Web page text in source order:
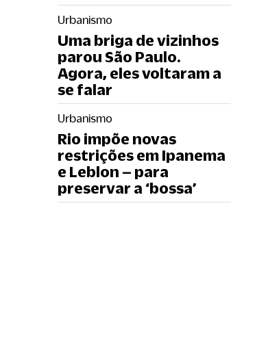
Urbanismo
Uma briga de vizinhos
parou São Paulo.
Agora, eles voltaram a
se falar
Urbanismo
Rio impõe novas
restrições em Ipanema
e Leblon – para
preservar a ‘bossa’